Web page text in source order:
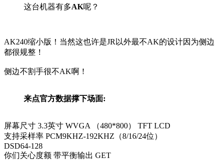
这台机器有多AK呢？
AK240缩小版！当然这也许是JR以外最不AK的设计因为侧边
都很规整！
侧边不割手很不AK啊！
来点官方数据撑下场面:
屏幕尺寸 3.3英寸 WVGA （480*800） TFT LCD
支持采样率 PCM9KHZ-192KHZ（8/16/24位）
DSD64-128
你们关心度额 带平衡输出 GET